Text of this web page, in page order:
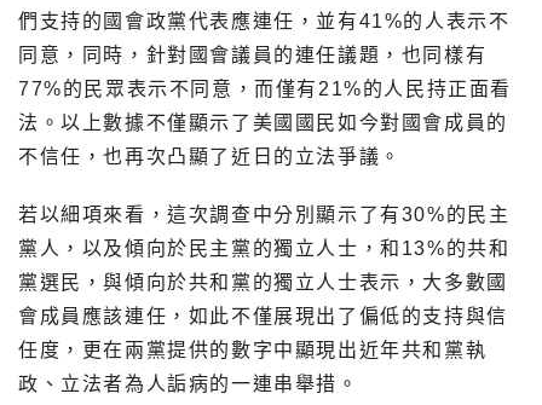
們支持的國會政黨代表應連任，並有41%的人表示不
同意，同時，針對國會議員的連任議題，也同樣有
77%的民眾表示不同意，而僅有21%的人民持正面看
法。以上數據不僅顯示了美國國民如今對國會成員的
不信任，也再次凸顯了近日的立法爭議。
若以細項來看，這次調查中分別顯示了有30%的民主
黨人，以及傾向於民主黨的獨立人士，和13%的共和
黨選民，與傾向於共和黨的獨立人士表示，大多數國
會成員應該連任，如此不僅展現出了偏低的支持與信
任度，更在兩黨提供的數字中顯現出近年共和黨執
政、立法者為人詬病的一連串舉措。